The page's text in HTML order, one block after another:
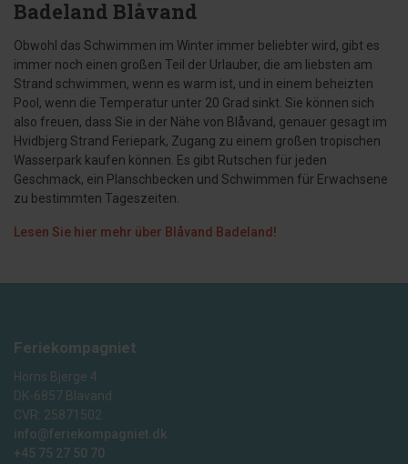
Badeland Blåvand
Obwohl das Schwimmen im Winter immer beliebter wird, gibt es
immer noch einen großen Teil der Urlauber, die am liebsten am
Strand schwimmen, wenn es warm ist, und in einem beheizten
Pool, wenn die Temperatur unter 20 Grad sinkt. Sie können sich
also freuen, dass Sie in der Nähe von Blåvand, genauer gesagt im
Hvidbjerg Strand Feriepark, Zugang zu einem großen tropischen
Wasserpark kaufen können. Es gibt Rutschen für jeden
Geschmack, ein Planschbecken und Schwimmen für Erwachsene
zu bestimmten Tageszeiten.
Lesen Sie hier mehr über Blåvand Badeland!
Feriekompagniet
Horns Bjerge 4
DK-6857 Blavand
CVR: 25871502
info@feriekompagniet.dk
+45 75 27 50 70